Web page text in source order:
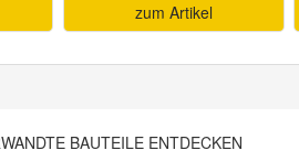
zum Artikel
BAUTEILE ENTDECKEN